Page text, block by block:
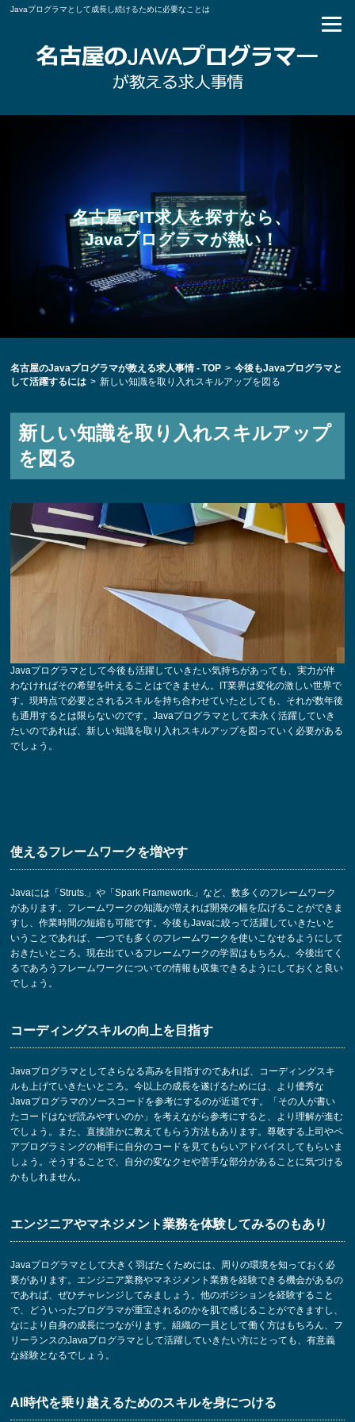
Javaプログラマとして成長し続けるために必要なことは
名古屋でIT求人を探すなら、
Javaプログラマが熱い！
名古屋のJavaプログラマが教える求人事情 - TOP > 今後もJavaプログラマと
して活躍するには > 新しい知識を取り入れスキルアップを図る
新しい知識を取り入れスキルアップ
を図る
Javaプログラマとして今後も活躍していきたい気持ちがあっても、実力が伴
わなければその希望を叶えることはできません。IT業界は変化の激しい世界で
す。現時点で必要とされるスキルを持ち合わせていたとしても、それが数年後
も通用するとは限らないのです。Javaプログラマとして末永く活躍していき
たいのであれば、新しい知識を取り入れスキルアップを図っていく必要がある
でしょう。
使えるフレームワークを増やす
Javaには「Struts.」や「Spark Framework.」など、数多くのフレームワーク
があります。フレームワークの知識が増えれば開発の幅を広げることができま
すし、作業時間の短縮も可能です。今後もJavaに絞って活躍していきたいと
いうことであれば、一つでも多くのフレームワークを使いこなせるようにして
おきたいところ。現在出ているフレームワークの学習はもちろん、今後出てく
るであろうフレームワークについての情報も収集できるようにしておくと良い
でしょう。
コーディングスキルの向上を目指す
Javaプログラマとしてさらなる高みを目指すのであれば、コーディングスキ
ルも上げていきたいところ。今以上の成長を遂げるためには、より優秀な
Javaプログラマのソースコードを参考にするのが近道です。「その人が書い
たコードはなぜ読みやすいのか」を考えながら参考にすると、より理解が進む
でしょう。また、直接誰かに教えてもらう方法もあります。尊敬する上司やペ
アプログラミングの相手に自分のコードを見てもらいアドバイスしてもらいま
しょう。そうすることで、自分の変なクセや苦手な部分があることに気づける
かもしれません。
エンジニアやマネジメント業務を体験してみるのもあり
Javaプログラマとして大きく羽ばたくためには、周りの環境を知っておく必
要があります。エンジニア業務やマネジメント業務を経験できる機会があるの
であれば、ぜひチャレンジしてみましょう。他のポジションを経験すること
で、どういったプログラマが重宝されるのかを肌で感じることができますし、
なにより自身の成長につながります。組織の一員として働く方はもちろん、フ
リーランスのJavaプログラマとして活躍していきたい方にとっても、有意義
な経験となるでしょう。
AI時代を乗り越えるためのスキルを身につける